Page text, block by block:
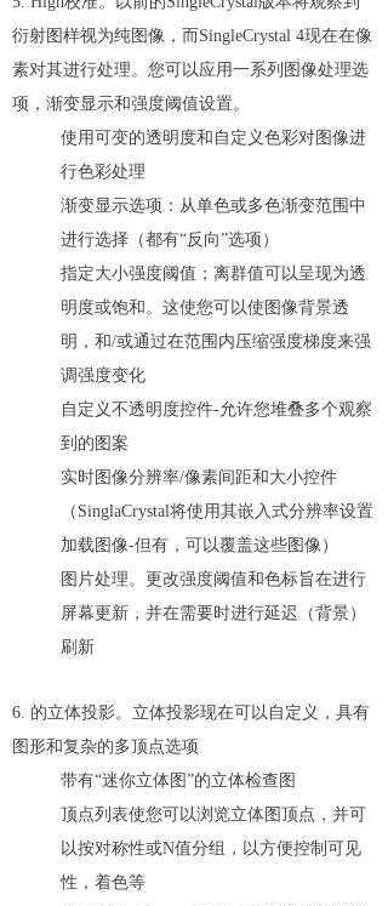
衍射图样视为纯图像，而SingleCrystal 4现在在像
素对其进行处理。您可以应用一系列图像处理选
项，渐变显示和强度阈值设置。
使用可变的透明度和自定义色彩对图像进
行色彩处理
渐变显示选项：从单色或多色渐变范围中
进行选择（都有“反向”选项）
指定大小强度阈值；离群值可以呈现为透
明度或饱和。这使您可以使图像背景透
明，和/或通过在范围内压缩强度梯度来强
调强度变化
自定义不透明度控件-允许您堆叠多个观察
到的图案
实时图像分辨率/像素间距和大小控件
（SinglaCrystal将使用其嵌入式分辨率设置
加载图像-但有，可以覆盖这些图像）
图片处理。更改强度阈值和色标旨在进行
屏幕更新，并在需要时进行延迟（背景）
刷新
6. 的立体投影。立体投影现在可以自定义，具有
图形和复杂的多顶点选项
带有“迷你立体图”的立体检查图
顶点列表使您可以浏览立体图顶点，并可
以按对称性或N值分组，以方便控制可见
性，着色等